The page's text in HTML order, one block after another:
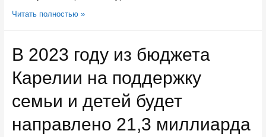
В
послов
Читать полностью »
В 2023 году из бюджета
Карелии на поддержку
семьи и детей будет
направлено 21,3 миллиарда